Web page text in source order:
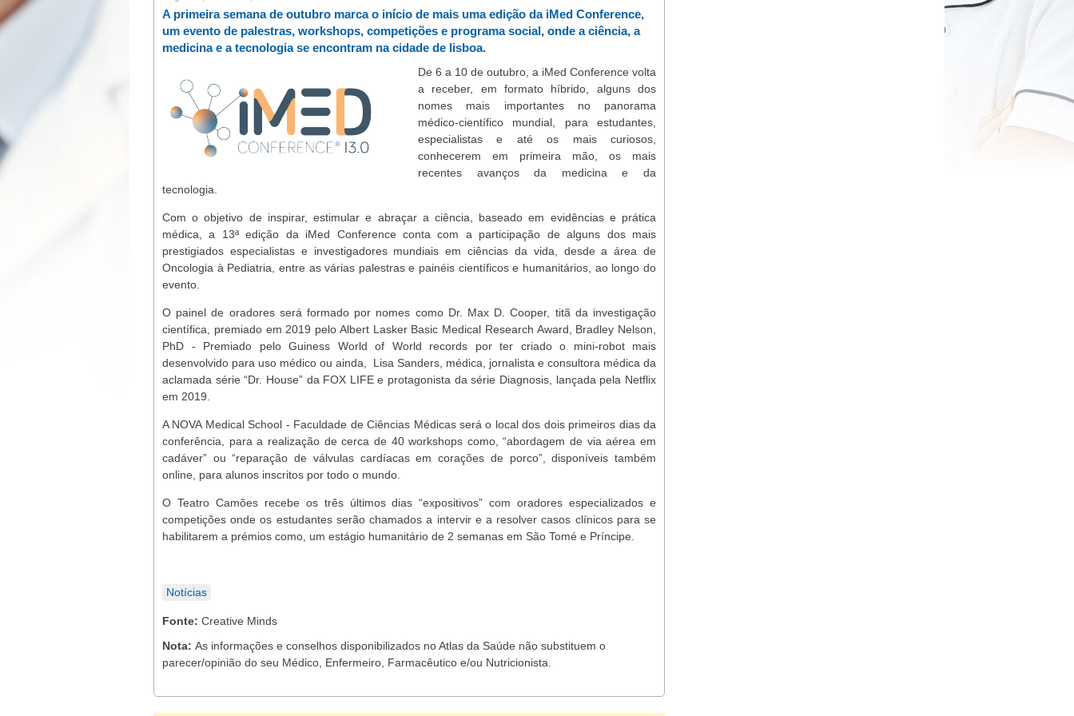
A primeira semana de outubro marca o início de mais uma edição da iMed Conference,
um evento de palestras, workshops, competições e programa social, onde a ciência, a
medicina e a tecnologia se encontram na cidade de lisboa.
De 6 a 10 de outubro, a iMed Conference volta
a receber, em formato híbrido, alguns dos
nomes mais importantes no panorama
médico-científico mundial, para estudantes,
especialistas e até os mais curiosos,
conhecerem em primeira mão, os mais
recentes avanços da medicina e da
tecnologia.
Com o objetivo de inspirar, estimular e abraçar a ciência, baseado em evidências e prática
médica, a 13ª edição da iMed Conference conta com a participação de alguns dos mais
prestigiados especialistas e investigadores mundiais em ciências da vida, desde a área de
Oncologia à Pediatria, entre as várias palestras e painéis científicos e humanitários, ao longo do
evento.
O painel de oradores será formado por nomes como Dr. Max D. Cooper, titã da investigação
científica, premiado em 2019 pelo Albert Lasker Basic Medical Research Award, Bradley Nelson,
PhD - Premiado pelo Guiness World of World records por ter criado o mini-robot mais
desenvolvido para uso médico ou ainda, Lisa Sanders, médica, jornalista e consultora médica da
aclamada série “Dr. House” da FOX LIFE e protagonista da série Diagnosis, lançada pela Netflix
em 2019.
A NOVA Medical School - Faculdade de Ciências Médicas será o local dos dois primeiros dias da
conferência, para a realização de cerca de 40 workshops como, “abordagem de via aérea em
cadáver” ou “reparação de válvulas cardíacas em corações de porco”, disponíveis também
online, para alunos inscritos por todo o mundo.
O Teatro Camões recebe os três últimos dias “expositivos” com oradores especializados e
competições onde os estudantes serão chamados a intervir e a resolver casos clínicos para se
habilitarem a prémios como, um estágio humanitário de 2 semanas em São Tomé e Príncipe.
Notícias
Fonte: Creative Minds
Nota: As informações e conselhos disponibilizados no Atlas da Saúde não substituem o
parecer/opinião do seu Médico, Enfermeiro, Farmacêutico e/ou Nutricionista.